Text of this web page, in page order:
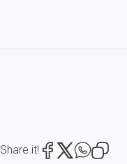
Share it!